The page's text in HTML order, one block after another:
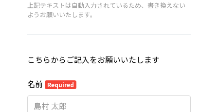
上記テキストは自動入力されているため、書き換えない
ようお願いいたします。
こちらからご記入をお願いいたします
名前 Required